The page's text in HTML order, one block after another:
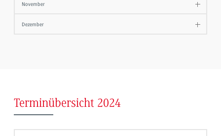
November
Dezember
Terminübersicht 2024